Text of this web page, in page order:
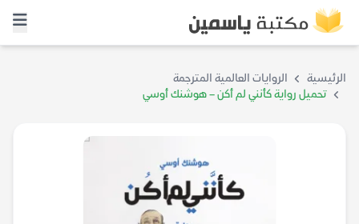
الرئيسية
الروايات العالمية المترجمة
تحميل رواية كأنني لم أكن – هوشنك أوسي